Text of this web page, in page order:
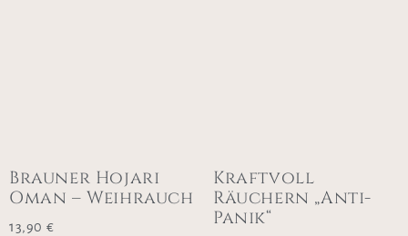
Brauner Hojari
Oman – Weihrauch
13,90 €
Kraftvoll
Räuchern „Anti-
Panik“